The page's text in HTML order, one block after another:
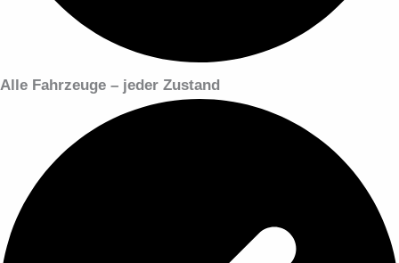
Alle Fahrzeuge – jeder Zustand